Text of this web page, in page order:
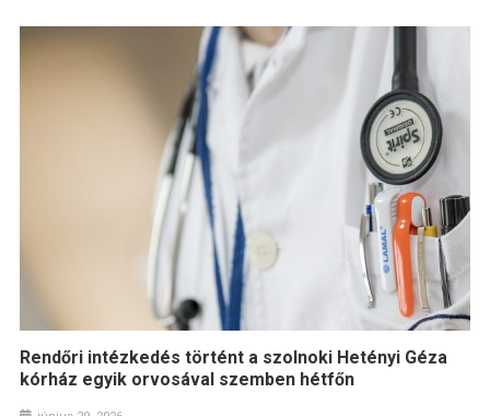
Rendőri intézkedés történt a szolnoki Hetényi Géza
kórház egyik orvosával szemben hétfőn